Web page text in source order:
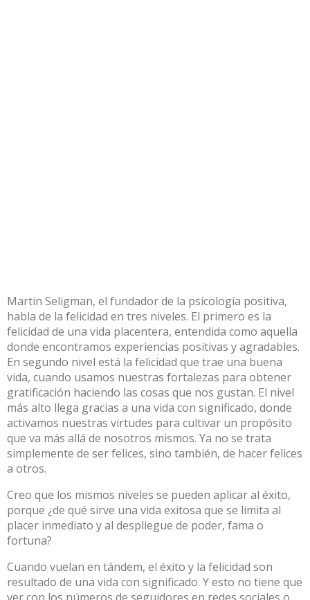
Martin Seligman, el fundador de la psicología positiva,
habla de la felicidad en tres niveles. El primero es la
felicidad de una vida placentera, entendida como aquella
donde encontramos experiencias positivas y agradables.
En segundo nivel está la felicidad que trae una buena
vida, cuando usamos nuestras fortalezas para obtener
gratificación haciendo las cosas que nos gustan. El nivel
más alto llega gracias a una vida con significado, donde
activamos nuestras virtudes para cultivar un propósito
que va más allá de nosotros mismos. Ya no se trata
simplemente de ser felices, sino también, de hacer felices
a otros.
Creo que los mismos niveles se pueden aplicar al éxito,
porque ¿de qué sirve una vida exitosa que se limita al
placer inmediato y al despliegue de poder, fama o
fortuna?
Cuando vuelan en tándem, el éxito y la felicidad son
resultado de una vida con significado. Y esto no tiene que